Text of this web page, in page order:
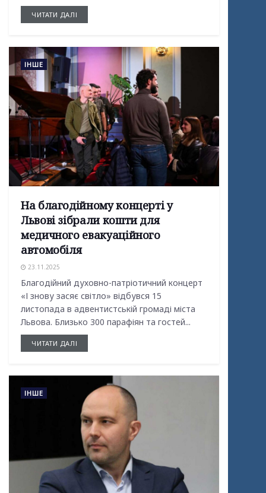
ЧИТАТИ ДАЛІ
ІНШЕ
На благодійному концерті у
Львові зібрали кошти для
медичного евакуаційного
автомобіля
23.11.2025
Благодійний духовно-патріотичний концерт
«І знову засяє світло» відбувся 15
листопада в адвентистській громаді міста
Львова. Близько 300 парафіян та гостей...
ЧИТАТИ ДАЛІ
ІНШЕ